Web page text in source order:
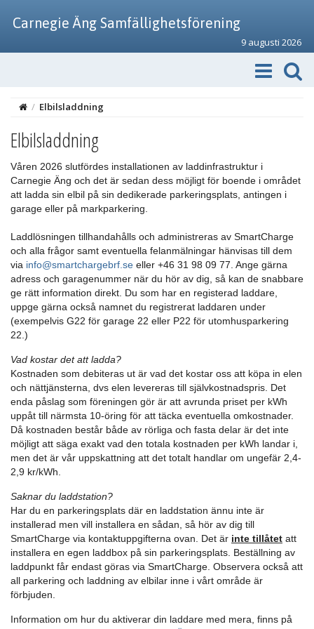
Carnegie Äng Samfällighetsförening
9 augusti 2026
/ Elbilsladdning
Elbilsladdning
Våren 2026 slutfördes installationen av laddinfrastruktur i
Carnegie Äng och det är sedan dess möjligt för boende i området
att ladda sin elbil på sin dedikerade parkeringsplats, antingen i
garage eller på markparkering.
Laddlösningen tillhandahålls och administreras av SmartCharge
och alla frågor samt eventuella felanmälningar hänvisas till dem
via info@smartchargebrf.se eller +46 31 98 09 77. Ange gärna
adress och garagenummer när du hör av dig, så kan de snabbare
ge rätt information direkt. Du som har en registerad laddare,
uppge gärna också namnet du registrerat laddaren under
(exempelvis G22 för garage 22 eller P22 för utomhusparkering
22.)
Vad kostar det att ladda?
Kostnaden som debiteras ut är vad det kostar oss att köpa in elen
och nättjänsterna, dvs elen levereras till självkostnadspris. Det
enda påslag som föreningen gör är att avrunda priset per kWh
uppåt till närmsta 10-öring för att täcka eventuella omkostnader.
Då kostnaden består både av rörliga och fasta delar är det inte
möjligt att säga exakt vad den totala kostnaden per kWh landar i,
men det är vår uppskattning att det totalt handlar om ungefär 2,4-
2,9 kr/kWh.
Saknar du laddstation?
Har du en parkeringsplats där en laddstation ännu inte är
installerad men vill installera en sådan, så hör av dig till
SmartCharge via kontaktuppgifterna ovan. Det är inte tillåtet att
installera en egen laddbox på sin parkeringsplats. Beställning av
laddpunkt får endast göras via SmartCharge. Observera också att
all parkering och laddning av elbilar inne i vårt område är
förbjuden.
Information om hur du aktiverar din laddare med mera, finns på